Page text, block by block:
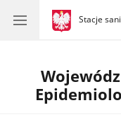
gov.pl
Stacje
gov.pl
Stacje